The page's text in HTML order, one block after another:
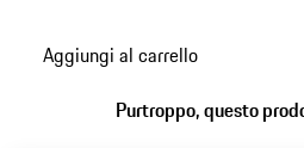
alle
Aggiungi al carrello
Purtroppo, questo